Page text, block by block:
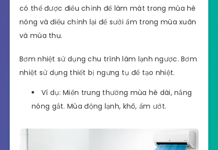
có thể được điều chỉnh để làm mát trong mùa hè
nóng và điều chỉnh lại để sưởi ấm trong mùa xuân
và mùa thu.
Bơm nhiệt sử dụng chu trình làm lạnh ngược. Bơm
nhiệt sử dụng thiết bị ngưng tụ để tạo nhiệt.
Ví dụ: Miền trung thường mùa hè dài, nắng
nóng gắt. Mùa động lạnh, khô, ẩm ướt.